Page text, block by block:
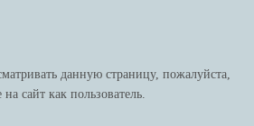
данную страницу, пожалуйста,
сайт как пользователь.